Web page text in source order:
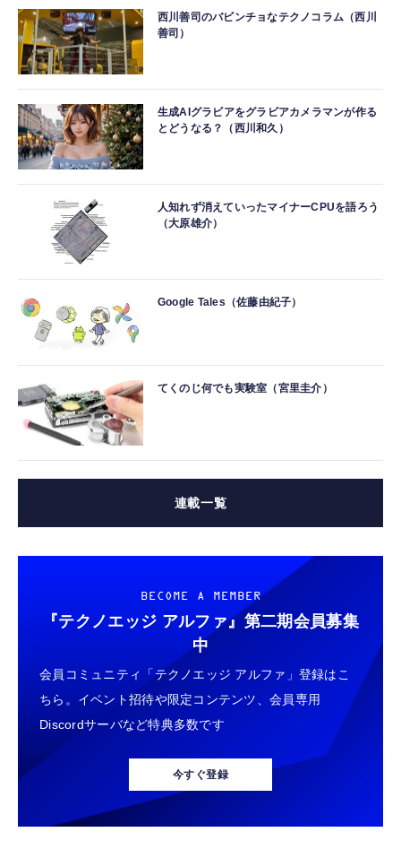
西川善司のバビンチョなテクノコラム（西川
善司）
生成AIグラビアをグラビアカメラマンが作る
とどうなる？（西川和久）
人知れず消えていったマイナーCPUを語ろう
（大原雄介）
Google Tales（佐藤由紀子）
てくのじ何でも実験室（宮里圭介）
連載一覧
BECOME A MEMBER
『テクノエッジ アルファ』 第二期会員募集
中
会員コミュニティ「テクノエッジ アルファ」登録はこ
ちら。イベント招待や限定コンテンツ、会員専用
Discordサーバなど特典多数です
今すぐ登録